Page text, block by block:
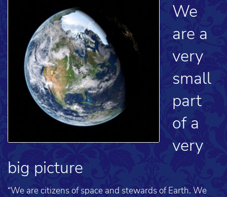
We
are a
very
small
part
of a
very
big picture
“We are citizens of space and stewards of Earth. We